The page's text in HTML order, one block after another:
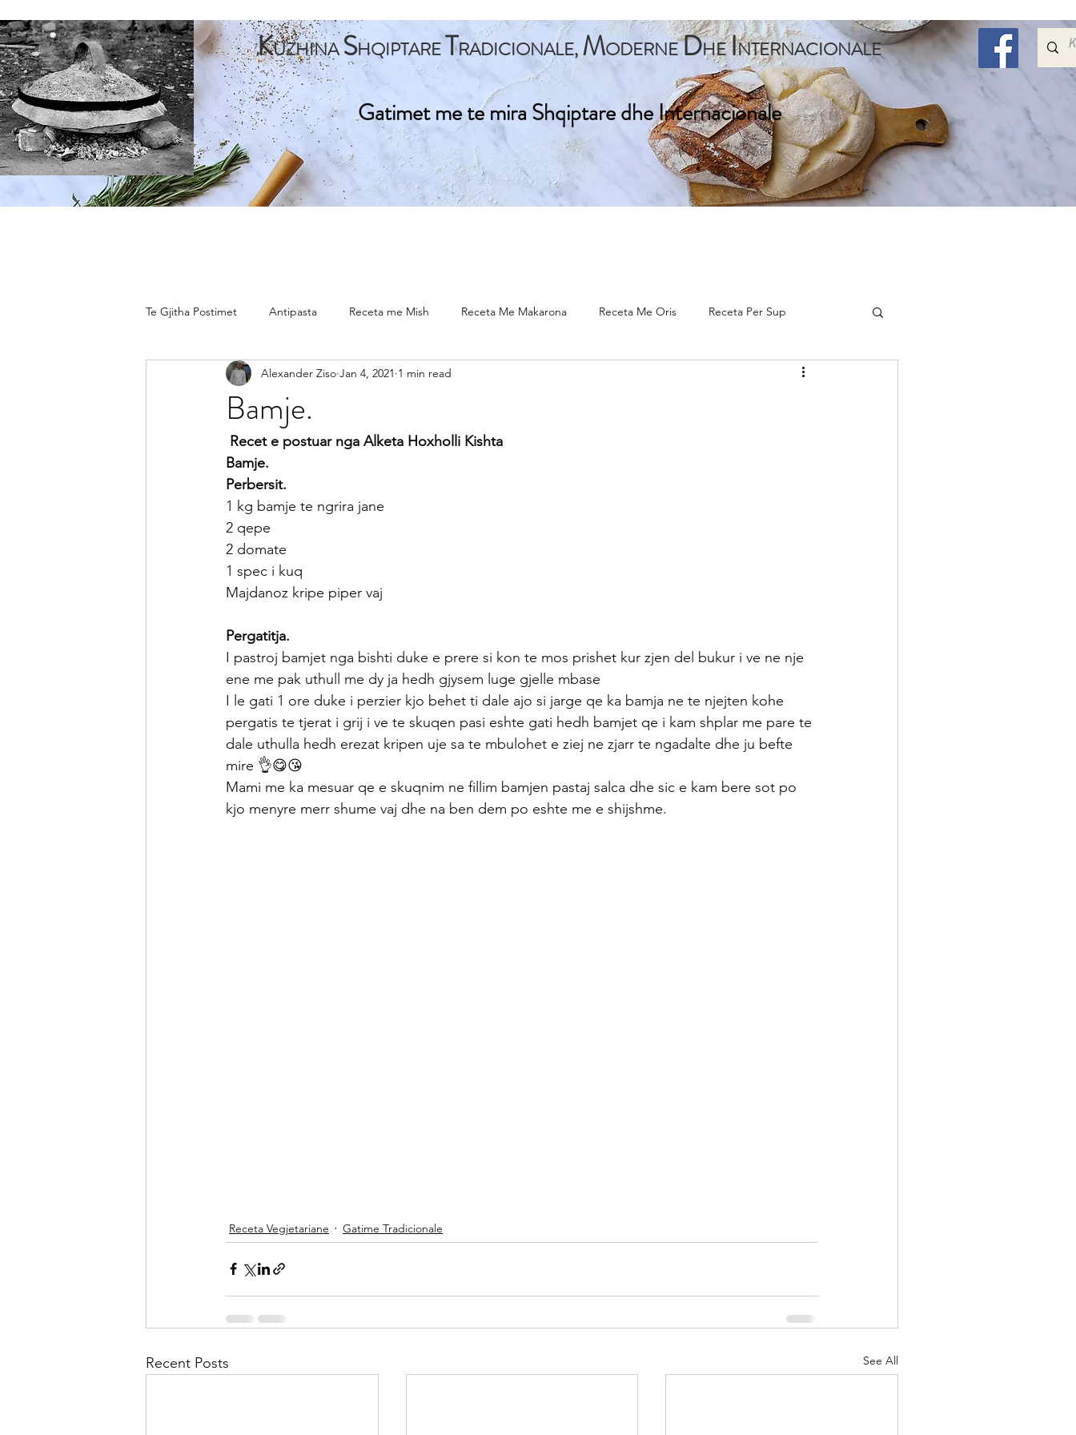
KUZHINASHQIPTARETRADICIONALE,MODERNEDHEINTERNACIONALE
Gatimet me te mira Shqiptare dhe Internacionale
Te Gjitha Postimet Antipasta Receta me Mish Receta Me Makarona Receta Me Oris Receta Per Sup
Receta Me Peshk Receta Vegjetariane Gatime Tradicionale
Sallata Pije Keshilla Gatime Internacionale
Receta per Femije Keshilla per Femijet
Bamje.
Alexander Ziso Jan 4, 2021 1 min read
Recet e postuar nga Alketa Hoxholli Kishta
Bamje.
Perbersit.
1 kg bamje te ngrira jane
2 qepe
2 domate
1 spec i kuq
Majdanoz kripe piper vaj
Pergatitja.
I pastroj bamjet nga bishti duke e prere si kon te mos prishet kur zjen del bukur i ve ne nje
ene me pak uthull me dy ja hedh gjysem luge gjelle mbase
I le gati 1 ore duke i perzier kjo behet ti dale ajo si jarge qe ka bamja ne te njejten kohe
pergatis te tjerat i grij i ve te skuqen pasi eshte gati hedh bamjet qe i kam shplar me pare te
dale uthulla hedh erezat kripen uje sa te mbulohet e ziej ne zjarr te ngadalte dhe ju befte
mire 👌😋😘
Mami me ka mesuar qe e skuqnim ne fillim bamjen pastaj salca dhe sic e kam bere sot po
kjo menyre merr shume vaj dhe na ben dem po eshte me e shijshme.
Receta Vegjetariane Gatime Tradicionale
Recent Posts See All